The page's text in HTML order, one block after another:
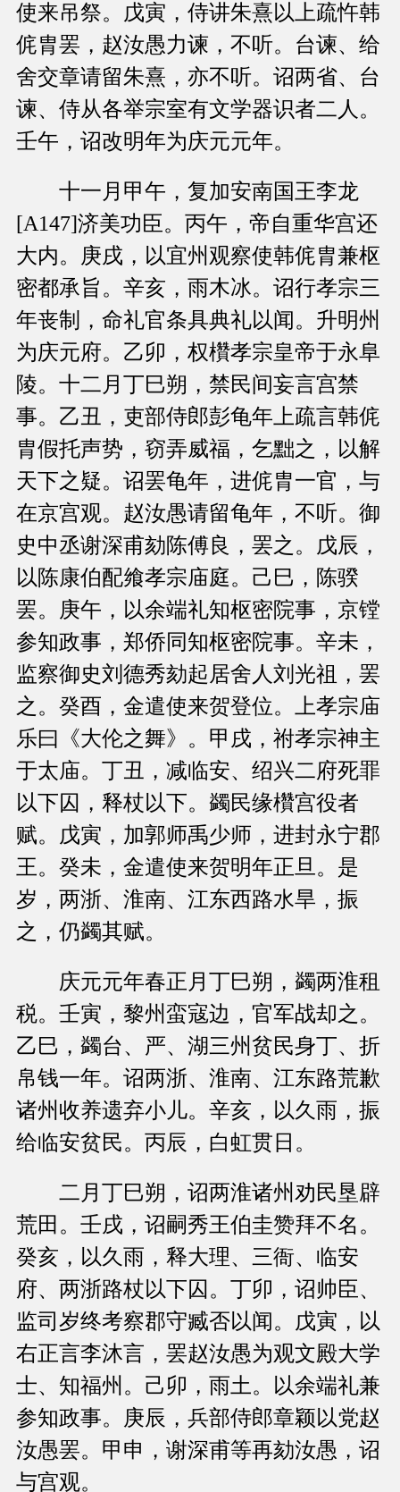
使来吊祭。戊寅，侍讲朱熹以上疏忤韩
侂胄罢，赵汝愚力谏，不听。台谏、给
舍交章请留朱熹，亦不听。诏两省、台
谏、侍从各举宗室有文学器识者二人。
壬午，诏改明年为庆元元年。
十一月甲午，复加安南国王李龙
[A147]济美功臣。丙午，帝自重华宫还
大内。庚戌，以宜州观察使韩侂胄兼枢
密都承旨。辛亥，雨木冰。诏行孝宗三
年丧制，命礼官条具典礼以闻。升明州
为庆元府。乙卯，权欑孝宗皇帝于永阜
陵。十二月丁巳朔，禁民间妄言宫禁
事。乙丑，吏部侍郎彭龟年上疏言韩侂
胄假托声势，窃弄威福，乞黜之，以解
天下之疑。诏罢龟年，进侂胄一官，与
在京宫观。赵汝愚请留龟年，不听。御
史中丞谢深甫劾陈傅良，罢之。戊辰，
以陈康伯配飨孝宗庙庭。己巳，陈骙
罢。庚午，以余端礼知枢密院事，京镗
参知政事，郑侨同知枢密院事。辛未，
监察御史刘德秀劾起居舍人刘光祖，罢
之。癸酉，金遣使来贺登位。上孝宗庙
乐曰《大伦之舞》。甲戌，祔孝宗神主
于太庙。丁丑，减临安、绍兴二府死罪
以下囚，释杖以下。蠲民缘欑宫役者
赋。戊寅，加郭师禹少师，进封永宁郡
王。癸未，金遣使来贺明年正旦。是
岁，两浙、淮南、江东西路水旱，振
之，仍蠲其赋。
庆元元年春正月丁巳朔，蠲两淮租
税。壬寅，黎州蛮寇边，官军战却之。
乙巳，蠲台、严、湖三州贫民身丁、折
帛钱一年。诏两浙、淮南、江东路荒歉
诸州收养遗弃小儿。辛亥，以久雨，振
给临安贫民。丙辰，白虹贯日。
二月丁巳朔，诏两淮诸州劝民垦辟
荒田。壬戌，诏嗣秀王伯圭赞拜不名。
癸亥，以久雨，释大理、三衙、临安
府、两浙路杖以下囚。丁卯，诏帅臣、
监司岁终考察郡守臧否以闻。戊寅，以
右正言李沐言，罢赵汝愚为观文殿大学
士、知福州。己卯，雨土。以余端礼兼
参知政事。庚辰，兵部侍郎章颖以党赵
汝愚罢。甲申，谢深甫等再劾汝愚，诏
与宫观。